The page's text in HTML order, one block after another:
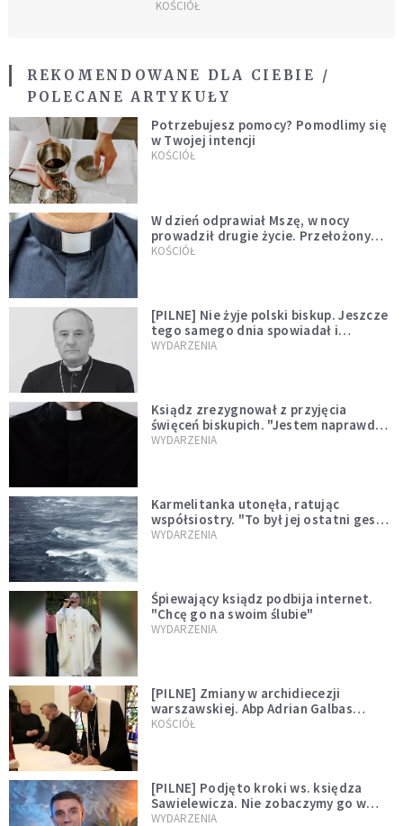
KOŚCIÓŁ
REKOMENDOWANE DLA CIEBIE /
POLECANE ARTYKUŁY
Potrzebujesz pomocy? Pomodlimy się
w Twojej intencji
KOŚCIÓŁ
W dzień odprawiał Mszę, w nocy
prowadził drugie życie. Przełożony
kazał mu opuścić zakon
KOŚCIÓŁ
[PILNE] Nie żyje polski biskup. Jeszcze
tego samego dnia spowiadał i
sprawował Mszę świętą
WYDARZENIA
Ksiądz zrezygnował z przyjęcia
święceń biskupich. "Jestem naprawdę
niegodny"
WYDARZENIA
Karmelitanka utonęła, ratując
współsiostry. "To był jej ostatni gest
miłości"
WYDARZENIA
Śpiewający ksiądz podbija internet.
"Chcę go na swoim ślubie"
WYDARZENIA
[PILNE] Zmiany w archidiecezji
warszawskiej. Abp Adrian Galbas
wręczył dekrety nowym proboszczom
KOŚCIÓŁ
[PILNE] Podjęto kroki ws. księdza
Sawielewicza. Nie zobaczymy go w
mediach
WYDARZENIA